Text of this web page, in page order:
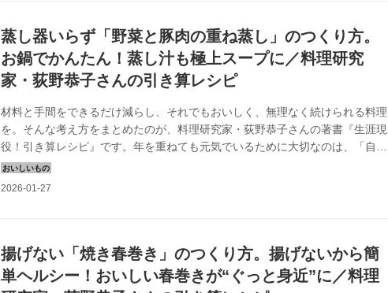
蒸し器いらず「野菜と豚肉の重ね蒸し」のつくり方。
お鍋でかんたん！蒸し汁も極上スープに／料理研究
家・荻野恭子さんの引き算レシピ
材料と手間をできるだけ減らし、それでもおいしく、無理なく続けられる料理
を。そんな考え方をまとめたのが、料理研究家・荻野恭子さんの著書『生涯現
役！引き算レシピ』です。年を重ねても元気でいるために大切なのは、「自分
で料理をつくって食べること」。材料数や工程を思いきってそぎ落とし、手と
頭を自然に使いながらつくれるレシピが提案されています。今回は、本書のな
揚げない「焼き春巻き」のつくり方。揚げないから簡
単ヘルシー！おいしい春巻きが“ぐっと身近”に／料理